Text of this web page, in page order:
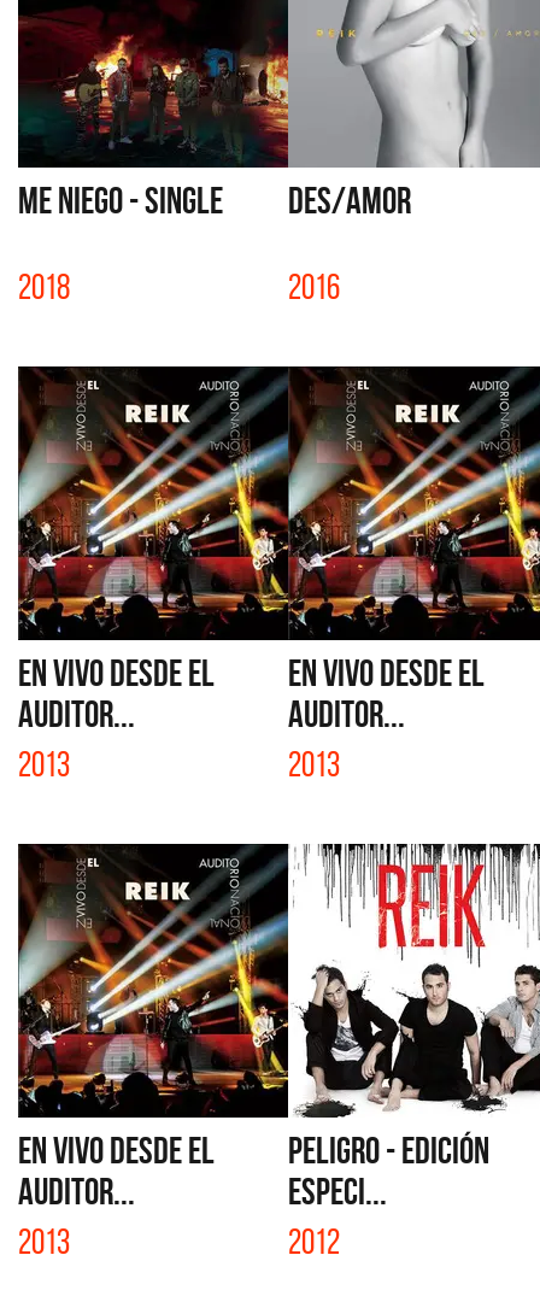
ME NIEGO - SINGLE
2018
DES/AMOR
2016
EN VIVO DESDE EL
AUDITOR...
2013
EN VIVO DESDE EL
AUDITOR...
2013
EN VIVO DESDE EL
AUDITOR...
2013
PELIGRO - EDICIÓN
ESPECI...
2012